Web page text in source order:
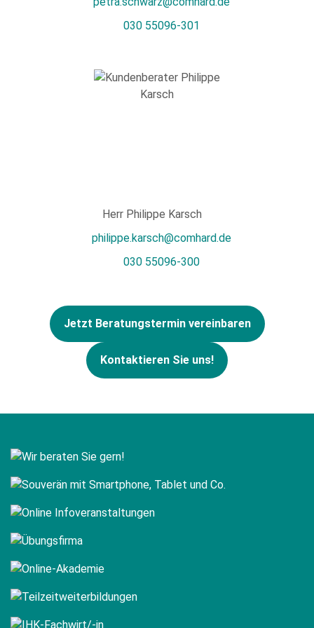
030 55096-301
Herr Philippe Karsch
philippe.karsch@comhard.de
030 55096-300
Jetzt Beratungstermin vereinbaren
Kontaktieren Sie uns!